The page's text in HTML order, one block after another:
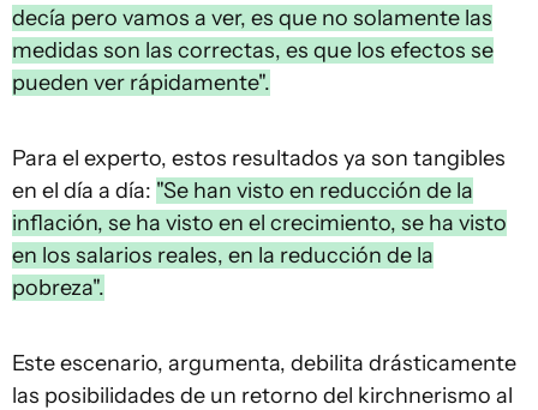
decía pero vamos a ver, es que no solamente las
medidas son las correctas, es que los efectos se
pueden ver rápidamente".
Para el experto, estos resultados ya son tangibles
en el día a día: "Se han visto en reducción de la
inflación, se ha visto en el crecimiento, se ha visto
en los salarios reales, en la reducción de la
pobreza".
Este escenario, argumenta, debilita drásticamente
las posibilidades de un retorno del kirchnerismo al